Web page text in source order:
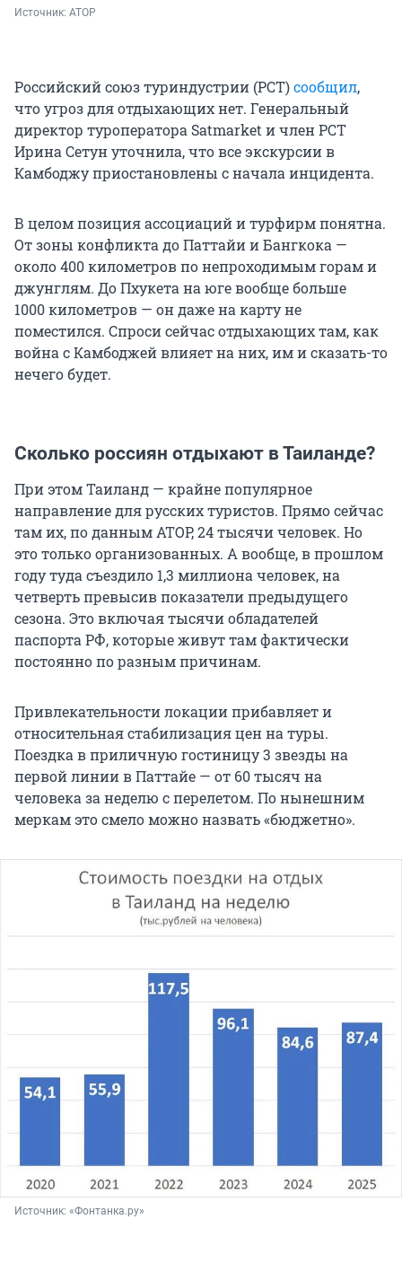
Источник: АТОР
Российский союз туриндустрии (РСТ)сообщил,
что угроз для отдыхающих нет. Генеральный
директор туроператора Satmarket и член РСТ
Ирина Сетун уточнила, что все экскурсии в
Камбоджу приостановлены с начала инцидента.
В целом позиция ассоциаций и турфирм понятна.
От зоны конфликта до Паттайи и Бангкока —
около400 километровпо непроходимым горам и
джунглям. До Пхукета на юге вообще больше
1000 километров — он даже на карту не
поместился. Спроси сейчас отдыхающих там, как
война с Камбоджей влияет на них, им и сказать-то
нечего будет.
Сколько россиян отдыхают в Таиланде?
При этом Таиланд — крайне популярное
направление для русских туристов. Прямо сейчас
там их, по данным АТОР, 24 тысячи человек. Но
это только организованных. А вообще, в прошлом
году туда съездило 1,3 миллиона человек, на
четверть превысив показатели предыдущего
сезона. Это включая тысячи обладателей
паспорта РФ, которые живут там фактически
постоянно по разным причинам.
Привлекательности локации прибавляет и
относительная стабилизация цен на туры.
Поездка в приличную гостиницу 3 звезды на
первой линии в Паттайе — от 60 тысяч на
человека за неделю с перелетом. По нынешним
меркам это смело можно назвать «бюджетно».
Источник: «Фонтанка.ру»